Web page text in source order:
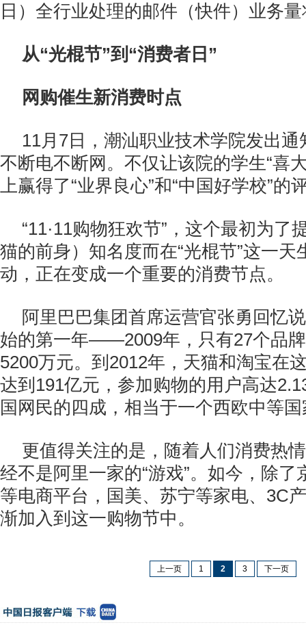
日）全行业处理的邮件（快件）业务
从“光棍节”到“消费者日”
网购催生新消费时点
11月7日，潮汕职业技术学院发出
不断电不断网。不仅让该院的学生“喜
上赢得了“业界良心”和“中国好学校”的
“11·11购物狂欢节”，这个最初为了
猫的前身）知名度而在“光棍节”这一天
动，正在变成一个重要的消费节点。
阿里巴巴集团首席运营官张勇回忆
始的第一年——2009年，只有27个品
5200万元。到2012年，天猫和淘宝在
达到191亿元，参加购物的用户高达
国网民的四成，相当于一个西欧中等
更值得关注的是，随着人们消费热
经不是阿里一家的“游戏”。如今，除了
等电商平台，国美、苏宁等家电、3C
渐加入到这一购物节中。
上一页 1 2 3 下一页